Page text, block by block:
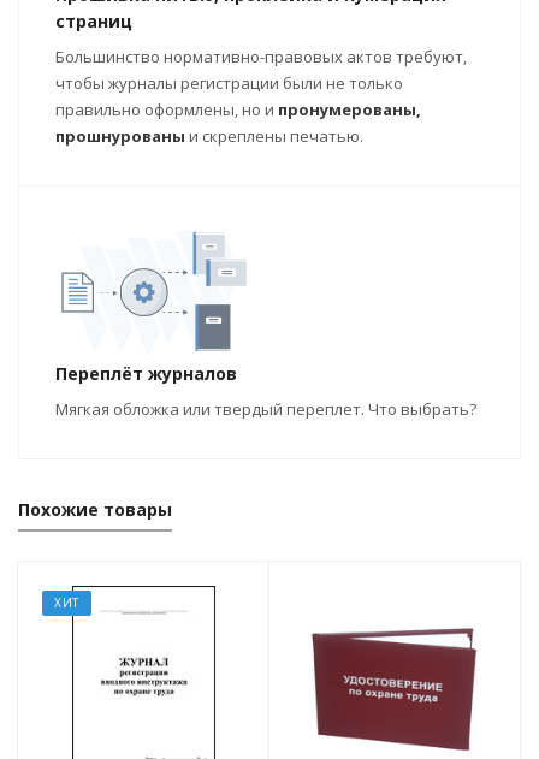
страниц
Большинство нормативно-правовых актов требуют,
чтобы журналы регистрации были не только
правильно оформлены, но и пронумерованы,
прошнурованы и скреплены печатью.
Переплёт журналов
Мягкая обложка или твердый переплет. Что выбрать?
Похожие товары
ХИТ